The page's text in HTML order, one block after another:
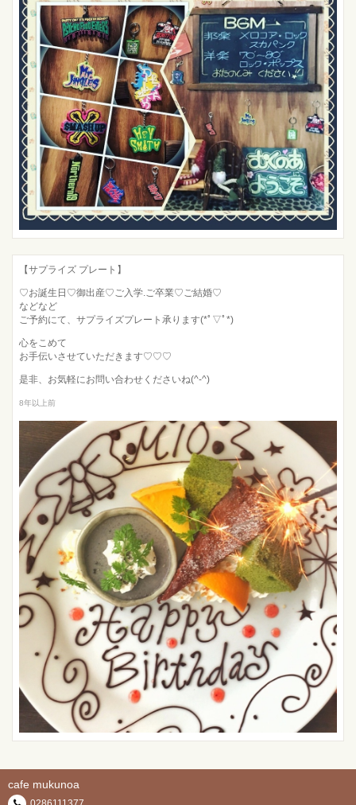
【サプライズ プレート】
♡お誕生日♡御出産♡ご入学.ご卒業♡ご結婚♡
などなど
ご予約にて、サプライズプレート承ります(*ﾟ▽ﾟ*)
心をこめて
お手伝いさせていただきます♡♡♡
是非、お気軽にお問い合わせくださいね(^-^)
8年以上前
cafe mukunoa